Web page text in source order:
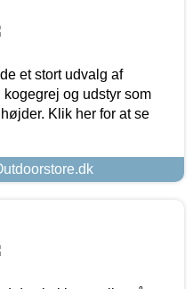
et stort udvalg af
og udstyr som
Klik her for at se